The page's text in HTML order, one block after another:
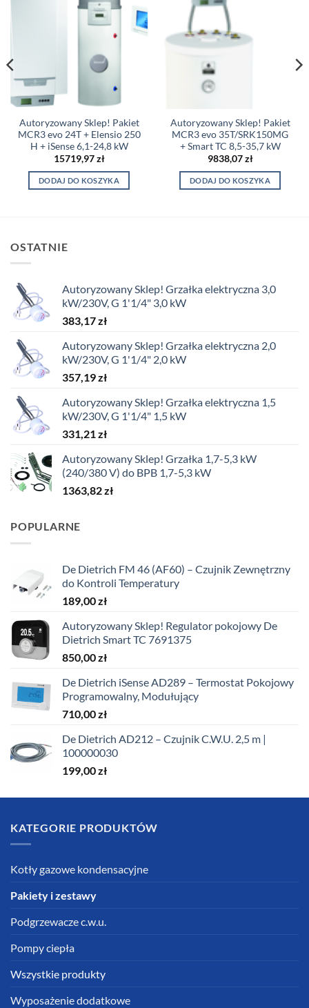
Autoryzowany Sklep! Pakiet
MCR3 evo 24T + Elensio 250
H + iSense 6,1-24,8 kW
15719,97zł
DODAJ DO KOSZYKA
Autoryzowany Sklep! Pakiet
MCR3 evo 35T/SRK150MG
+ Smart TC 8,5-35,7 kW
9838,07zł
DODAJ DO KOSZYKA
OSTATNIE
Autoryzowany Sklep! Grzałka elektryczna 3,0
kW/230V, G 1'1/4" 3,0 kW
383,17zł
Autoryzowany Sklep! Grzałka elektryczna 2,0
kW/230V, G 1'1/4" 2,0 kW
357,19zł
Autoryzowany Sklep! Grzałka elektryczna 1,5
kW/230V, G 1'1/4" 1,5 kW
331,21zł
Autoryzowany Sklep! Grzałka 1,7-5,3 kW
(240/380 V) do BPB 1,7-5,3 kW
1363,82zł
POPULARNE
De Dietrich FM 46 (AF60) – Czujnik Zewnętrzny
do Kontroli Temperatury
189,00zł
Autoryzowany Sklep! Regulator pokojowy De
Dietrich Smart TC 7691375
850,00zł
De Dietrich iSense AD289 – Termostat Pokojowy
Programowalny, Modułujący
710,00zł
De Dietrich AD212 – Czujnik C.W.U. 2,5 m |
100000030
199,00zł
KATEGORIE PRODUKTÓW
Kotły gazowe kondensacyjne
Pakiety i zestawy
Podgrzewacze c.w.u.
Pompy ciepła
Wszystkie produkty
Wyposażenie dodatkowe